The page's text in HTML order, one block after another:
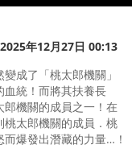
2025年12月27日 00:13
成了「桃太郎機關」
血統！而將其扶養長
郎機關的成員之一！在
太郎機關的成員．桃
爆發出潛藏的力量…！